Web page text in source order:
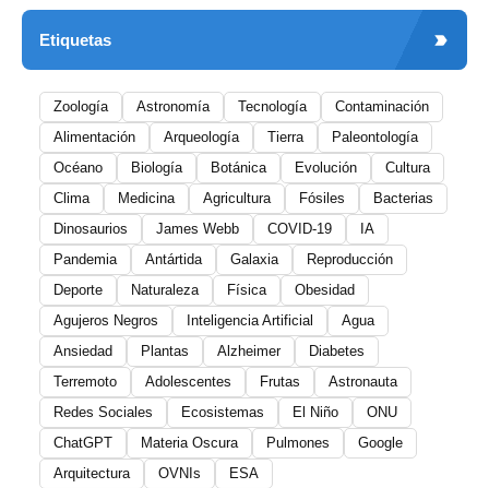
Etiquetas
Zoología Astronomía Tecnología
Contaminación
Alimentación
Arqueología Tierra
Paleontología
Océano
Biología Botánica Evolución
Cultura
Clima
Medicina Agricultura Fósiles
Bacterias
Dinosaurios
James Webb COVID-19
IA
Pandemia
Antártida Galaxia
Reproducción
Deporte
Naturaleza Física
Obesidad
Agujeros Negros
Inteligencia Artificial
Agua
Ansiedad
Plantas Alzheimer
Diabetes
Terremoto
Adolescentes Frutas
Astronauta
Redes Sociales
Ecosistemas El Niño
ONU
ChatGPT
Materia Oscura Pulmones
Google
Arquitectura
OVNIs ESA